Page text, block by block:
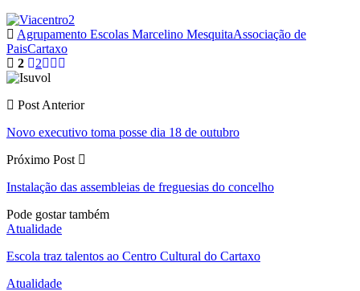
Agrupamento Escolas Marcelino MesquitaAssociação de
PaisCartaxo
2
2
Post Anterior
Novo executivo toma posse dia 18 de outubro
Próximo Post
Instalação das assembleias de freguesias do concelho
Pode gostar também
Atualidade
Escola traz talentos ao Centro Cultural do Cartaxo
Atualidade